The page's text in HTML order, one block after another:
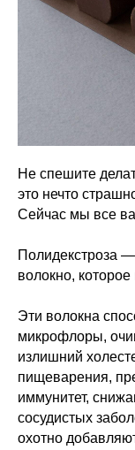
Не спешите
это нечто
Сейчас мы все
Полидекстроза
волокно,
Эти волокна
микрофлоры,
излишний
пищеварения,
иммунитет,
сосудистых
охотно